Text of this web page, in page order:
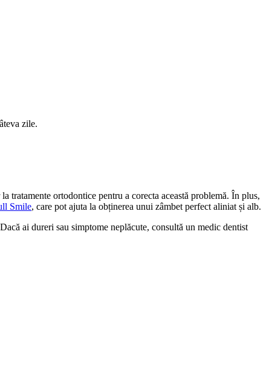
zile.
tratamente ortodontice pentru a corecta această problemă. În plus,
Smile, care pot ajuta la obținerea unui zâmbet perfect aliniat și alb.
ai dureri sau simptome neplăcute, consultă un medic dentist